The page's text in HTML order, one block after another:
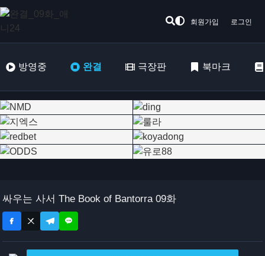
회원가입 로그인
방영중 완결 극장판 북마크
싸우는 사서 The Book of Bantorra 09화